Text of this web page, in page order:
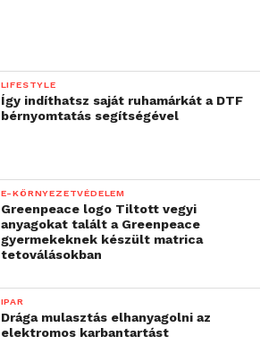
LIFESTYLE
Így indíthatsz saját ruhamárkát a DTF
bérnyomtatás segítségével
E-KÖRNYEZETVÉDELEM
Greenpeace logo Tiltott vegyi
anyagokat talált a Greenpeace
gyermekeknek készült matrica
tetoválásokban
IPAR
Drága mulasztás elhanyagolni az
elektromos karbantartást